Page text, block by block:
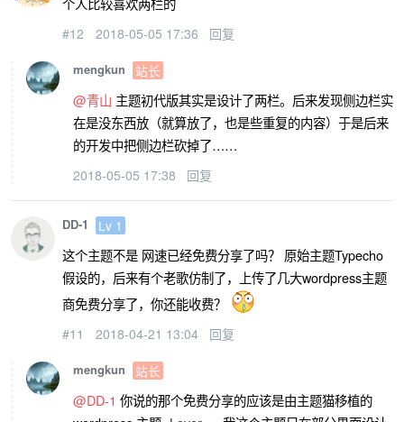
#12 2018-05-05 17:36 回复
mengkun 站长
@青山 主题初代版其实是设计了两栏。后来发现侧边栏实
在是没东西放（就算放了，也是些重复的内容）于是后来
的开发中把侧边栏砍掉了……
2018-05-05 17:38 回复
DD-1 Lv 1
这个主题不是 网速已经免费分享了吗？ 原始主题Typecho
假设的，后来有个老歌仿制了，上传了几大wordpress主题
商免费分享了，你还能收费？
#11 2018-04-21 13:04 回复
mengkun 站长
@DD-1 你说的那个免费分享的应该是由主题猫移植的